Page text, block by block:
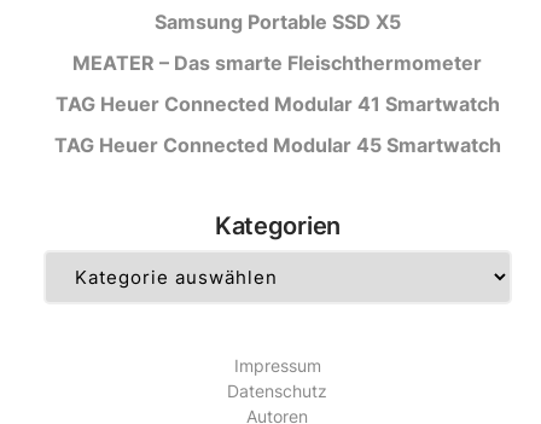
Samsung Portable SSD X5
MEATER – Das smarte Fleischthermometer
TAG Heuer Connected Modular 41 Smartwatch
TAG Heuer Connected Modular 45 Smartwatch
Kategorien
Impressum
Datenschutz
Autoren